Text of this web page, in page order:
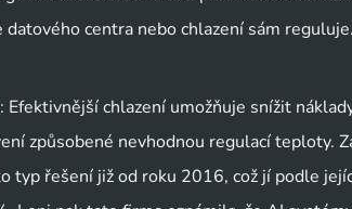
centra nebo chlazení sám reguluje.
chlazení umožňuje snížit
způsobené nevhodnou regulací teploty.
typ řešení již od roku 2016, což jí podle